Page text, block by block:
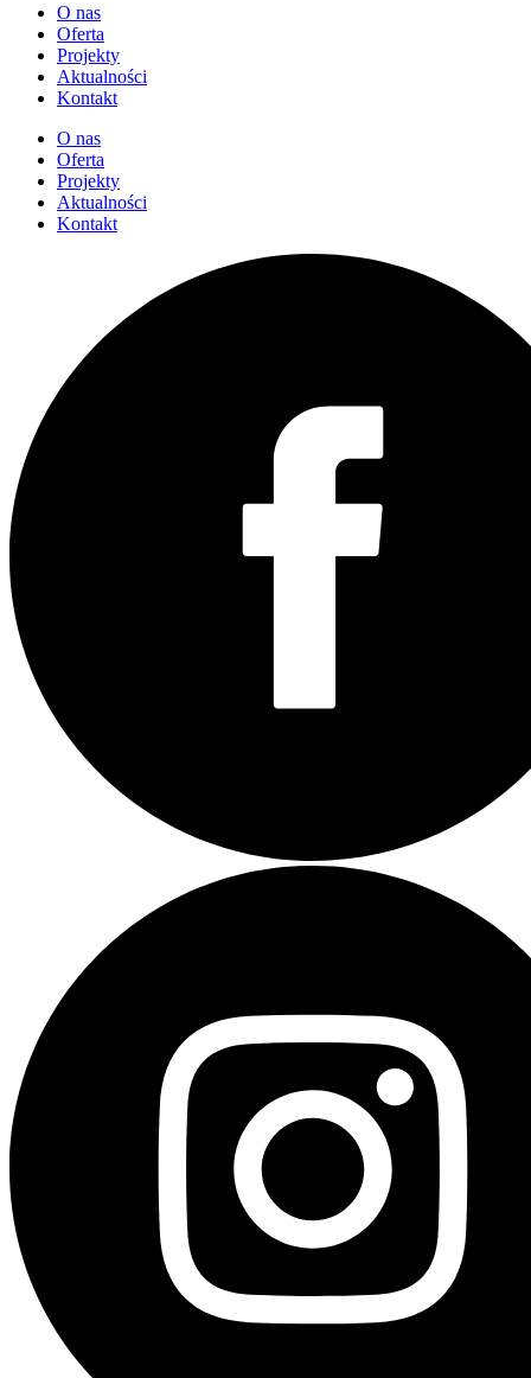
O nas
Oferta
Projekty
Aktualności
Kontakt
O nas
Oferta
Projekty
Aktualności
Kontakt